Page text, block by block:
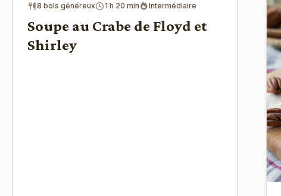
8 bols généreux 1 h 20 min Intermédiaire
Soupe au Crabe de Floyd et
Shirley